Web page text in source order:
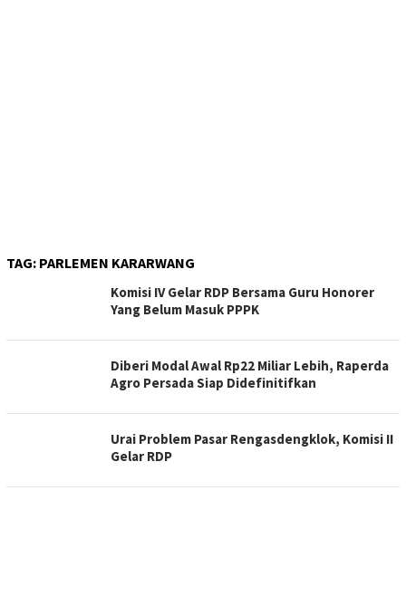
TAG: PARLEMEN KARARWANG
Komisi IV Gelar RDP Bersama Guru Honorer
Yang Belum Masuk PPPK
Diberi Modal Awal Rp22 Miliar Lebih, Raperda
Agro Persada Siap Didefinitifkan
Urai Problem Pasar Rengasdengklok, Komisi II
Gelar RDP